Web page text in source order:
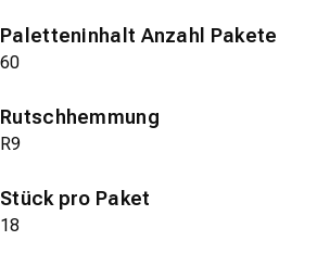
Paletteninhalt Anzahl Pakete
60
Rutschhemmung
R9
Stück pro Paket
18